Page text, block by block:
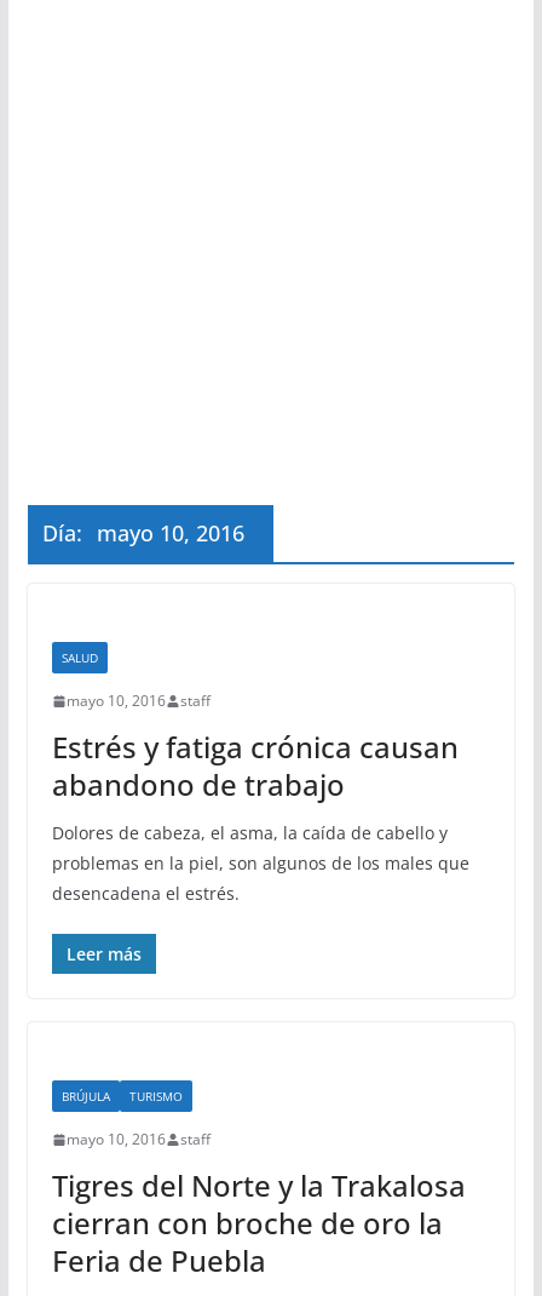
Día: mayo 10, 2016
SALUD
mayo 10, 2016 staff
Estrés y fatiga crónica causan
abandono de trabajo
Dolores de cabeza, el asma, la caída de cabello y
problemas en la piel, son algunos de los males que
desencadena el estrés.
Leer más
BRÚJULA TURISMO
mayo 10, 2016 staff
Tigres del Norte y la Trakalosa
cierran con broche de oro la
Feria de Puebla